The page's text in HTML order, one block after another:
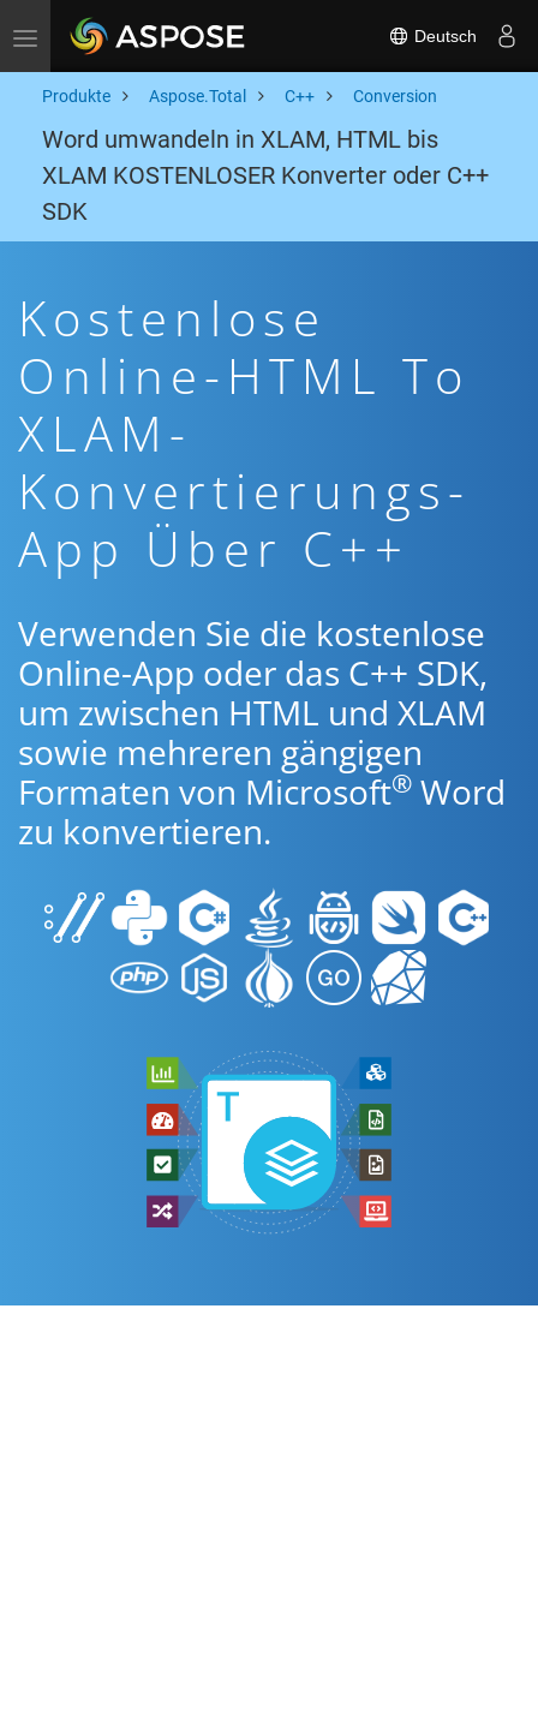
Toggle navigation Deutsch
Produkte Aspose.Total C++ Conversion
Word umwandeln in XLAM, HTML bis
XLAM KOSTENLOSER Konverter oder C++
SDK
Kostenlose
Online-HTML To
XLAM-
Konvertierungs-
App Über C++
Verwenden Sie die kostenlose
Online-App oder das C++ SDK,
um zwischen HTML und XLAM
sowie mehreren gängigen
Formaten von Microsoft® Word
zu konvertieren.